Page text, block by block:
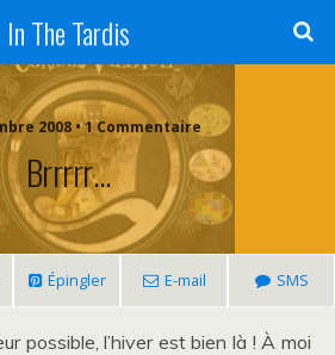
In The Tardis
2008 • 1 Commentaire
Brrrrr…
Épingler E-mail SMS
possible, l’hiver est bien là ! À moi